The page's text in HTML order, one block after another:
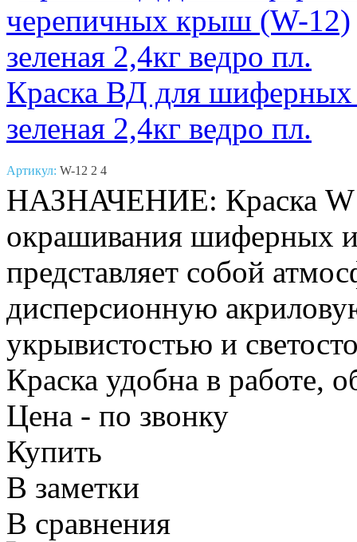
Краска ВД для
зеленая 2,4кг ведро пл.
Артикул: W-12 2 4
НАЗНАЧЕНИЕ: Краска
окрашивания шиферных
представляет собой
дисперсионную
укрывистостью и
Краска удобна в работе,
Цена - по звонку
Купить
В заметки
В сравнения